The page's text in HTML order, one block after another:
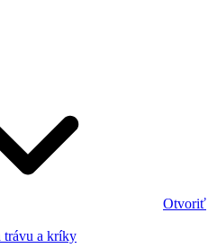
Otvoriť
trávu a kríky